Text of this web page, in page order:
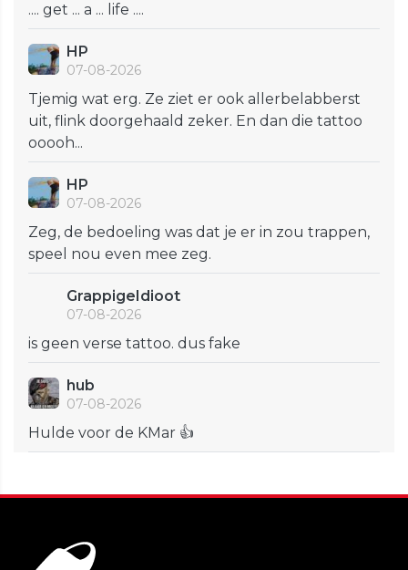
.... get ... a ... life ....
HP
07-08-2026
Tjemig wat erg. Ze ziet er ook allerbelabberst
uit, flink doorgehaald zeker. En dan die tattoo
ooooh...
HP
07-08-2026
Zeg, de bedoeling was dat je er in zou trappen,
speel nou even mee zeg.
GrappigeIdioot
07-08-2026
is geen verse tattoo. dus fake
hub
07-08-2026
Hulde voor de KMar 👍